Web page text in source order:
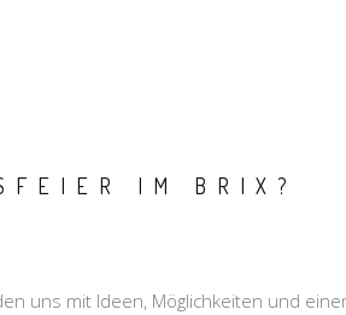
IM BRIX?
uns mit Ideen, Möglichkeiten und